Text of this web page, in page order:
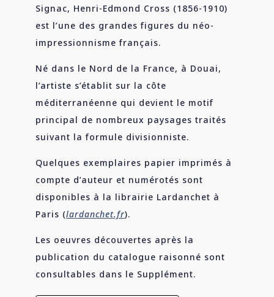
Signac, Henri-Edmond Cross (1856-1910)
est l’une des grandes figures du néo-
impressionnisme français.
Né dans le Nord de la France, à Douai,
l’artiste s’établit sur la côte
méditerranéenne qui devient le motif
principal de nombreux paysages traités
suivant la formule divisionniste.
Quelques exemplaires papier imprimés à
compte d’auteur et numérotés sont
disponibles à la librairie Lardanchet à
Paris (lardanchet.fr).
Les oeuvres découvertes après la
publication du catalogue raisonné sont
consultables dans le Supplément.